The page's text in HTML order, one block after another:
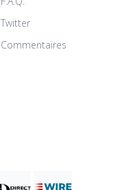
Twitter
Commentaires